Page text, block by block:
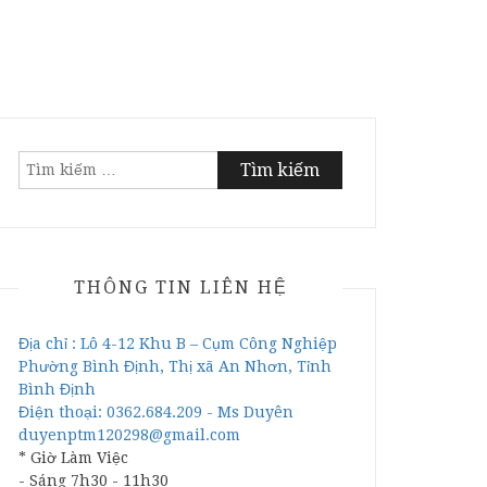
Tìm
THÔNG TIN LIÊN HỆ
Địa chỉ : Lô 4-12 Khu B – Cụm Công Nghiệp
Phường Bình Định, Thị xã An Nhơn, Tỉnh
Bình Định
Điện thoại: 0362.684.209 - Ms Duyên
duyenptm120298@gmail.com
* Giờ Làm Việc
- Sáng 7h30 - 11h30